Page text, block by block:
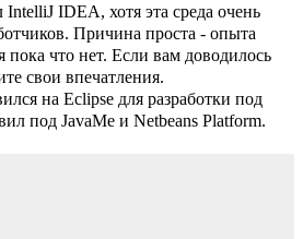
IntelliJ IDEA, хотя эта среда очень
Причина проста - опыта
пока что нет. Если вам доводилось
свои впечатления.
на Eclipse для разработки под
под JavaMe и Netbeans Platform.